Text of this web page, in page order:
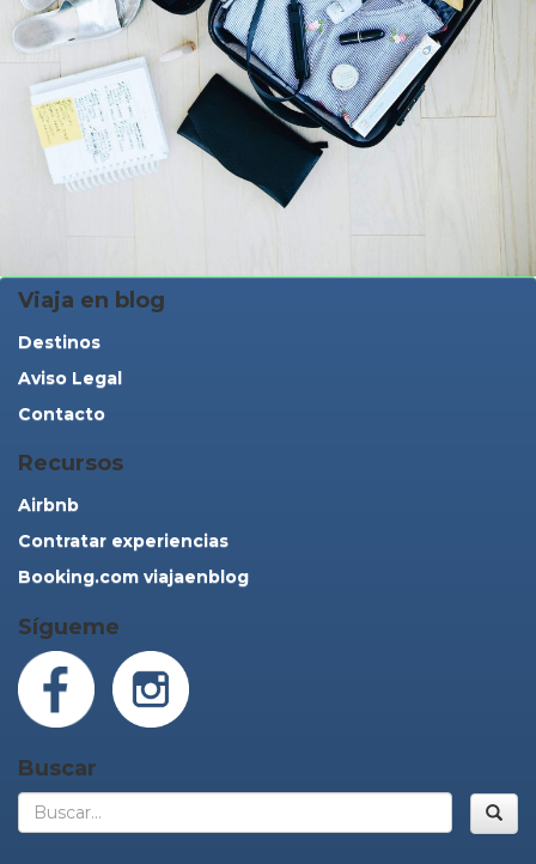
Viaja en blog
Destinos
Aviso Legal
Contacto
Recursos
Airbnb
Contratar experiencias
Booking.com viajaenblog
Sígueme
Buscar